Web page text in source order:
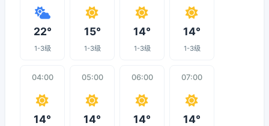
22°
1-3级
15°
1-3级
14°
1-3级
14°
1-3级
04:00
14°
05:00
14°
06:00
14°
07:00
14°